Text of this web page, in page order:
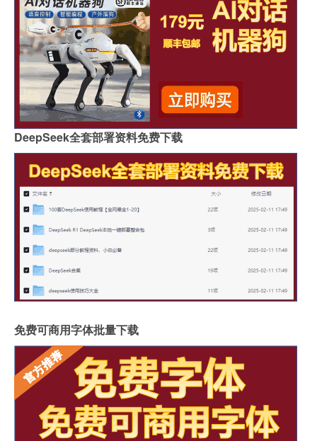
DeepSeek全套部署资料免费下载
免费可商用字体批量下载